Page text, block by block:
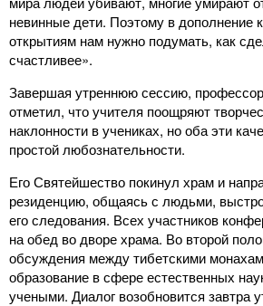
невинные дети. Поэтому в дополнение
открытиям нам нужно подумать, как
счастливее».
Завершая утреннюю сессию,
отметил, что учителя поощряют
наклонности в учениках, но оба эти
простой любознательности.
Его Святейшество покинул храм и
резиденцию, общаясь с людьми,
его следования. Всех участников
на обед во дворе храма. Во второй
обсуждения между тибетскими
образование в сфере естественных
учеными. Диалог возобновится завтра